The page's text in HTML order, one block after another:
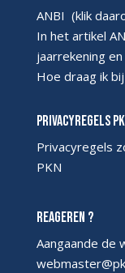
ANBI (klik
In het artikel
jaarrekening
Hoe draag ik
Privacyregels
Privacyregels
PKN
Reageren ?
Aangaande de